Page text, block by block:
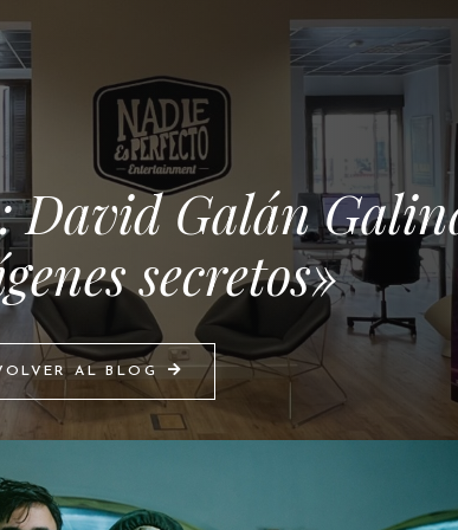
David Galán
secretos»
AL BLOG